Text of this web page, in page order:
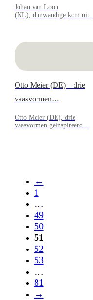
Johan van Loon
(NL), dunwandige kom uit…
Otto Meier (DE) – drie
vaasvormen…
Otto Meier (DE), drie
vaasvormen geïnspireerd…
←
1
…
49
50
51
52
53
…
81
→